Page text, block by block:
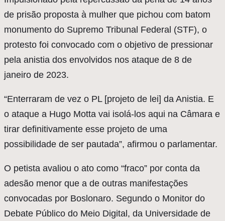
de prisão proposta à mulher que pichou com batom
monumento do Supremo Tribunal Federal (STF), o
protesto foi convocado com o objetivo de pressionar
pela anistia dos envolvidos nos ataque de 8 de
janeiro de 2023.
“Enterraram de vez o PL [projeto de lei] da Anistia. E
o ataque a Hugo Motta vai isolá-los aqui na Câmara e
tirar definitivamente esse projeto de uma
possibilidade de ser pautada”, afirmou o parlamentar.
O petista avaliou o ato como “fraco” por conta da
adesão menor que a de outras manifestações
convocadas por Boslonaro. Segundo o Monitor do
Debate Público do Meio Digital, da Universidade de